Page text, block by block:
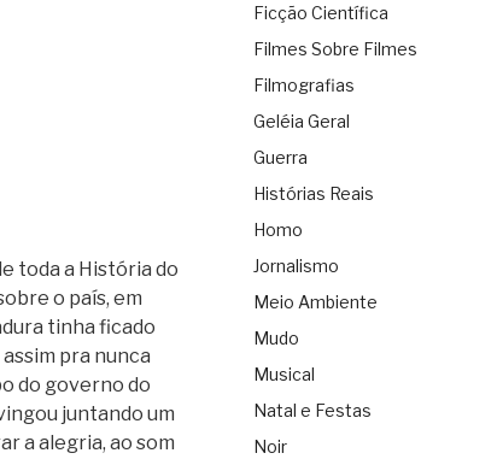
toda a História do
o país, em
tinha ficado
pra nunca
do governo do
juntando um
a alegria, ao som
Ficção Científica
Filmes Sobre Filmes
Filmografias
Geléia Geral
Guerra
Histórias Reais
Homo
Jornalismo
Meio Ambiente
Mudo
Musical
Natal e Festas
Noir